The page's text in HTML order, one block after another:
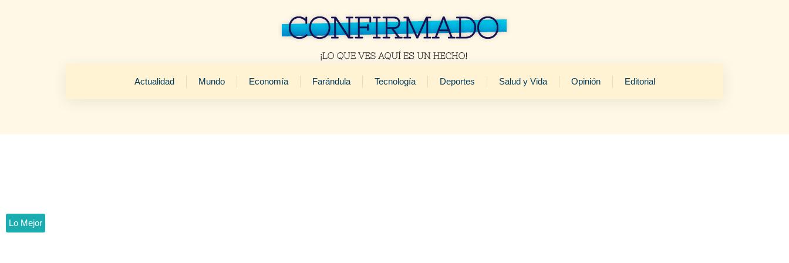
Actualidad Mundo Economía Farándula Tecnología Deportes Salud y Vida Opinión Editorial
Lo Mejor